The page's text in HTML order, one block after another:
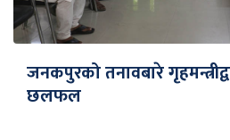
जनकपुरको तनावबारे
छलफल